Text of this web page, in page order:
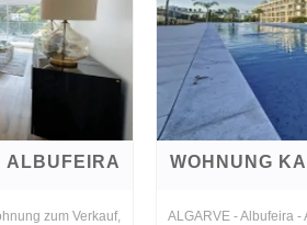
ALBUFEIRA
zum Verkauf,
WOHNUNG
ALGARVE - Albufeira